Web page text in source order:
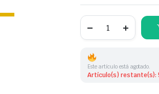
Este artículo está agotado.
Artículo(s) restante(s):